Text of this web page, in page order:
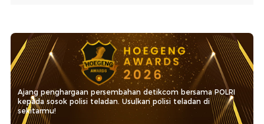
Ajang penghargaan persembahan detikcom bersama POLRI
kepada sosok polisi teladan. Usulkan polisi teladan di
sekitarmu!